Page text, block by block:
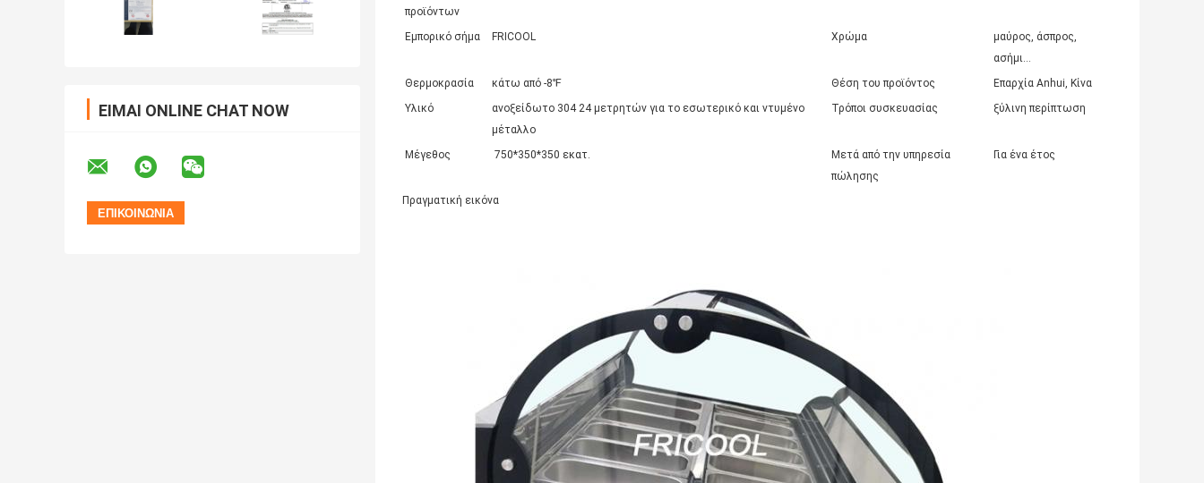
ΕΊΜΑΙ ONLINE CHAT NOW
προϊόντων
Εμπορικό σήμα FRICOOL Χρώμα
μαύρος, άσπρος,
ασήμι…
Θερμοκρασία
κάτω από -8℉ Θέση του προϊόντος
Επαρχία Anhui, Κίνα
Υλικό
ανοξείδωτο 304 24 μετρητών για το εσωτερικό και ντυμένο
μέταλλο
Τρόποι συσκευασίας ξύλινη περίπτωση
Μέγεθος 750*350*350 εκατ.
Μετά από την υπηρεσία
πώλησης
Για ένα έτος
Πραγματική εικόνα